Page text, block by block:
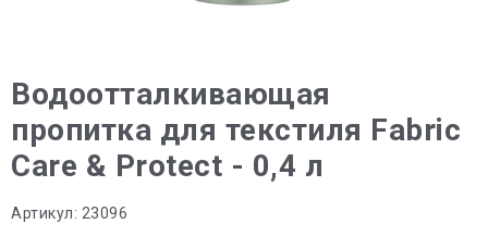
Водоотталкивающая
пропитка для текстиля Fabric
Care & Protect - 0,4 л
Артикул: 23096